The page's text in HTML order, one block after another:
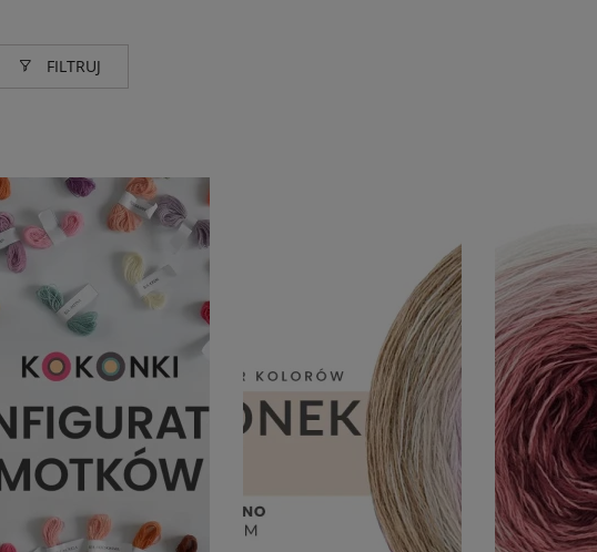
FILTRUJ
FILTRUJ